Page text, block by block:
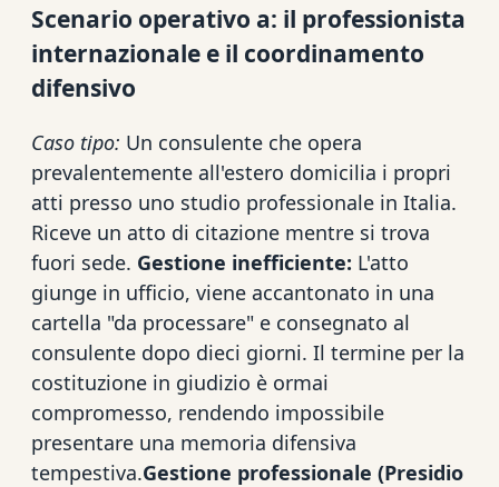
Scenario operativo a: il professionista
internazionale e il coordinamento
difensivo
Caso tipo: Un consulente che opera
prevalentemente all'estero domicilia i propri
atti presso uno studio professionale in Italia.
Riceve un atto di citazione mentre si trova
fuori sede. Gestione inefficiente: L'atto
giunge in ufficio, viene accantonato in una
cartella "da processare" e consegnato al
consulente dopo dieci giorni. Il termine per la
costituzione in giudizio è ormai
compromesso, rendendo impossibile
presentare una memoria difensiva
tempestiva.Gestione professionale (Presidio